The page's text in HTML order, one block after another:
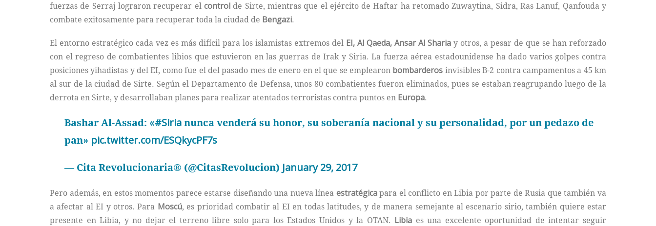
fuerzas de Serraj lograron recuperar el controlde Sirte, mientras que el ejército de Haftar ha retomado Zuwaytina, Sidra, Ras Lanuf, Qanfouda y
combate exitosamente para recuperar toda la ciudad de Bengazi.
El entorno estratégico cada vez es más difícil para los islamistas extremos del EI, Al Qaeda, Ansar Al Sharia y otros, a pesar de que se han reforzado
con el regreso de combatientes libios que estuvieron en las guerras de Irak y Siria. La fuerza aérea estadounidense ha dado varios golpes contra
posiciones yihadistas y del EI, como fue el del pasado mes de enero en el que se emplearon bombarderos invisibles B-2 contra campamentos a 45 km
al sur de la ciudad de Sirte. Según el Departamento de Defensa, unos 80 combatientes fueron eliminados, pues se estaban reagrupando luego de la
derrota en Sirte, y desarrollaban planes para realizar atentados terroristas contra puntos en Europa.
Bashar Al-Assad: «#Sirianunca venderá su honor, su soberanía nacional y su personalidad, por un pedazo de
pan» pic.twitter.com/ESQkycPF7s
— Cita Revolucionaria® (@CitasRevolucion) January 29, 2017
Pero además, en estos momentos parece estarse diseñando una nueva línea estratégicapara el conflicto en Libia por parte de Rusia que también va
a afectar al EI y otros. Para Moscú, es prioridad combatir al EI en todas latitudes, y de manera semejante al escenario sirio, también quiere estar
presente en Libia, y no dejar el terreno libre solo para los Estados Unidos y la OTAN. Libia es una excelente oportunidad de intentar seguir